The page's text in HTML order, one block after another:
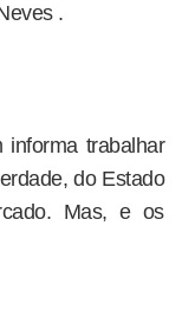
.
informa trabalhar
do Estado
Mas, e os